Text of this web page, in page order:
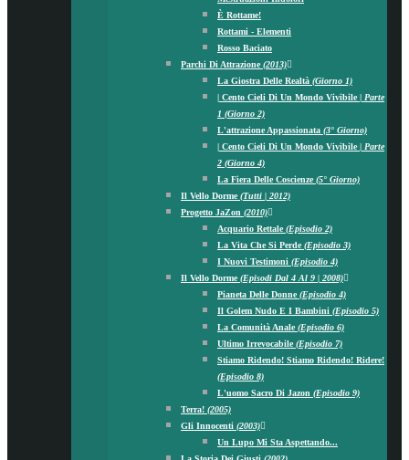
È Rottame!
Rottami - Elementi
Rosso Baciato
Parchi Di Attrazione(2013)
La Giostra Delle Realtà (Giorno 1)
| Cento Cieli Di Un Mondo Vivibile | Parte
1 (Giorno 2)
L'attrazione Appassionata (3° Giorno)
| Cento Cieli Di Un Mondo Vivibile | Parte
2 (Giorno 4)
La Fiera Delle Coscienze(5° Giorno)
Il Vello Dorme(Tutti | 2012)
Progetto JaZon (2010)
Acquario Rettale(episodio 2)
La Vita Che Si Perde(episodio 3)
I Nuovi Testimoni (episodio 4)
Il Vello Dorme(episodi Dal 4 Al 9 | 2008)
Pianeta Delle Donne(episodio 4)
Il Golem Nudo E I Bambini (episodio 5)
La Comunità Anale(episodio 6)
Ultimo Irrevocabile(episodio 7)
Stiamo Ridendo! Stiamo Ridendo! Ridere!
(episodio 8)
L'uomo Sacro Di Jazon (episodio 9)
Terra! (2005)
Gli Innocenti (2003)
Un Lupo Mi Sta Aspettando...